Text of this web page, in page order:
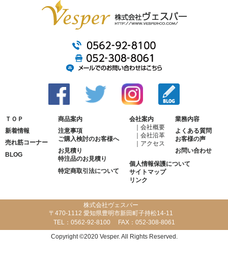
ＴＯＰ
新着情報
売れ筋コーナー
BLOG
商品案内
注意事項
ご購入検討のお客様へ
お見積り
特注品のお見積り
特定商取引法について
会社案内
会社概要
会社沿革
アクセス
業務内容
よくある質問
お客様の声
お問い合わせ
個人情報保護について
サイトマップ
リンク
株式会社ヴェスパー
〒470-1112 愛知県豊明市新田町子持松14-11
TEL： 0562-92-8100 FAX： 052-308-8061
Copyright ©2020 Vesper. All Rights Reserved.